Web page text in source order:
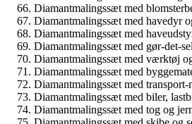
Diamantmalingssæt med
Diamantmalingssæt med havedyr
Diamantmalingssæt med
Diamantmalingssæt med gør-det-
Diamantmalingssæt med værktøj
Diamantmalingssæt med
Diamantmalingssæt med transport-
Diamantmalingssæt med biler,
Diamantmalingssæt med tog og